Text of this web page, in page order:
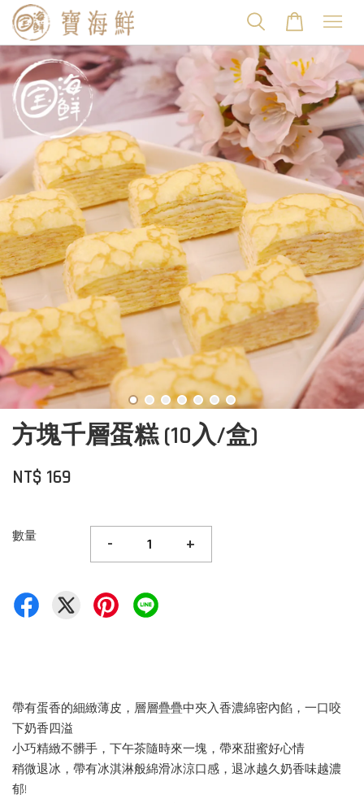
方塊千層蛋糕 (10入/盒)
NT$ 169
數量 - +
帶有蛋香的細緻薄皮，層層疊疊中夾入香濃綿密內餡，一口咬
下奶香四溢
小巧精緻不髒手，下午茶隨時來一塊，帶來甜蜜好心情
稍微退冰，帶有冰淇淋般綿滑冰涼口感，退冰越久奶香味越濃
郁!